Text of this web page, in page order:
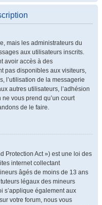
mais les administrateurs du
aux utilisateurs inscrits.
avoir accès à des
pas disponibles aux visiteurs,
l’utilisation de la messagerie
autres utilisateurs, l’adhésion
ne vous prend qu’un court
de le faire.
Protection Act ») est une loi des
internet collectant
âgés de moins de 13 ans
légaux des mineurs
s’applique également aux
votre forum, nous vous